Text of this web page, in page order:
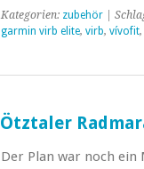
Kategorien: zubehör|
garmin virb elite, virb, vívofit,
Ötztaler
Der Plan war noch ein